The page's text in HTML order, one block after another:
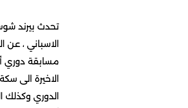
تحدث بيرند
الاسباني ،
مسابقة دوري
الاخيرة الى
الدوري وكذلك